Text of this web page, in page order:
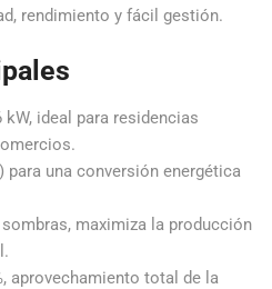
rendimiento y fácil gestión.
ideal para residencias
para una conversión energética
maximiza la producción
aprovechamiento total de la